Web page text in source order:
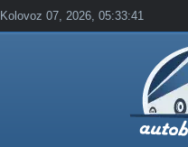
Kolovoz 07, 2026, 05:33:41